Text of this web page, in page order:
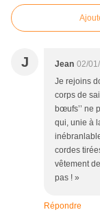
J Jean 02/
Je rejoins
corps de
bœufs’’ ne
qui, unie à
cordes
vêtement
pas ! »
Répondre